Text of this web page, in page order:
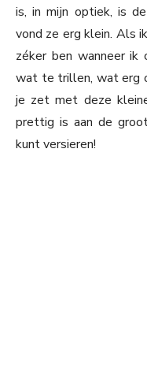
is, in mijn optiek, is
vond ze erg klein. Als
zéker ben wanneer ik
wat te trillen, wat erg
je zet met deze
prettig is aan de
kunt versieren!